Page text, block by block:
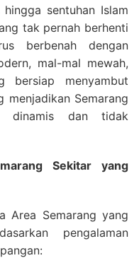
sentuhan Islam
tak pernah berhenti
berbenah dengan
mal-mal mewah,
bersiap menyambut
menjadikan Semarang
dinamis dan tidak
Sekitar yang
Area Semarang yang
pengalaman